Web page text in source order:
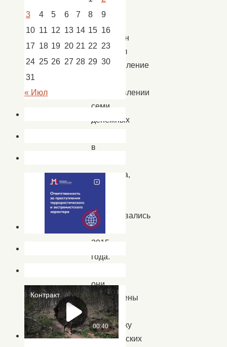
области
Бабушкин
подписал
постановление
возобновлении
семи
денежных
в
искусства,
выплачивались
с
2015
года.
они
направлены
на
поддержку
астраханских
3
4 5 6 7 8
9
10 11 12 13 14 15 16
17 18 19 20 21 22 23
24 25 26 27 28 29 30
31
« Июл